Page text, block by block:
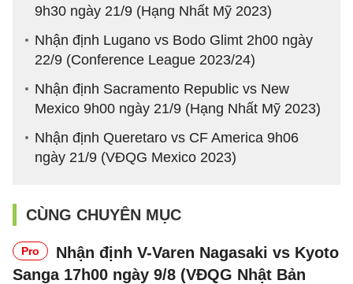
9h30 ngày 21/9 (Hạng Nhất Mỹ 2023)
Nhận định Lugano vs Bodo Glimt 2h00 ngày
22/9 (Conference League 2023/24)
Nhận định Sacramento Republic vs New
Mexico 9h00 ngày 21/9 (Hạng Nhất Mỹ 2023)
Nhận định Queretaro vs CF America 9h06
ngày 21/9 (VĐQG Mexico 2023)
CÙNG CHUYÊN MỤC
Pro
Nhận định V-Varen Nagasaki vs Kyoto
Sanga 17h00 ngày 9/8 (VĐQG Nhật Bản